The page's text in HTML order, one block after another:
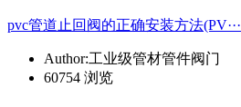
pvc管道止回阀的正确安装方法(PV···
Author:工业级管材管件阀门
60754 浏览